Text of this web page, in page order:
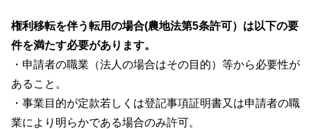
権利移転を伴う転用の場合(農地法第5条許可）は以下の要
件を満たす必要があります。
・申請者の職業（法人の場合はその目的）等から必要性が
あること。
・事業目的が定款若しくは登記事項証明書又は申請者の職
業により明らかである場合のみ許可。